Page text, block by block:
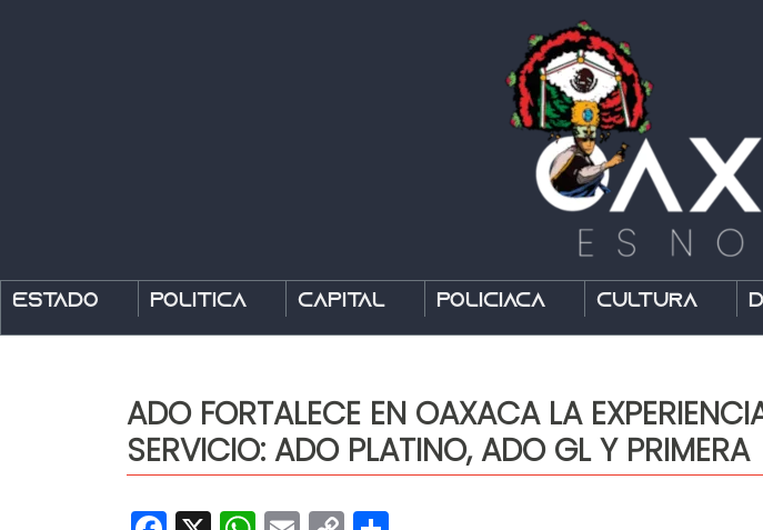
Estado Política Capital Policíaca Cultura
ADO FORTALECE EN OAXACA LA
SERVICIO: ADO PLATINO, ADO GL Y PRIMERA